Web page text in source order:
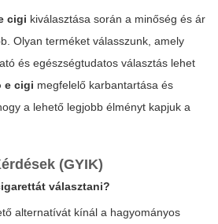
cigi kiválasztása során a minőség és ár
Olyan terméket válasszunk, amely
és egészségtudatos választás lehet
e cigi megfelelő karbantartása és
a lehető legjobb élményt kapjuk a
(GYIK)
választani?
alternatívát kínál a hagyományos